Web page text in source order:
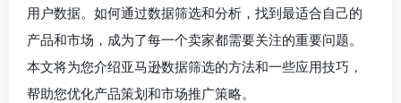
用户数据。如何通过数据筛选和分析，找到最适合自己的
产品和市场，成为了每一个卖家都需要关注的重要问题。
本文将为您介绍亚马逊数据筛选的方法和一些应用技巧，
帮助您优化产品策划和市场推广策略。